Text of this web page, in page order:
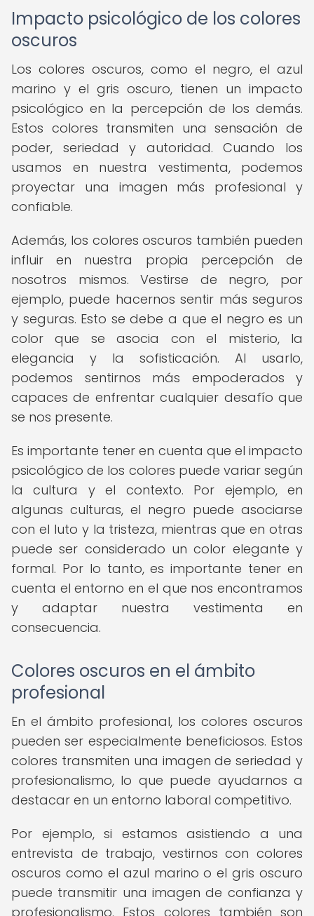
Impacto psicológico de los colores
oscuros
Los colores oscuros, como el negro, el azul
marino y el gris oscuro, tienen un impacto
psicológico en la percepción de los demás.
Estos colores transmiten una sensación de
poder, seriedad y autoridad. Cuando los
usamos en nuestra vestimenta, podemos
proyectar una imagen más profesional y
confiable.
Además, los colores oscuros también pueden
influir en nuestra propia percepción de
nosotros mismos. Vestirse de negro, por
ejemplo, puede hacernos sentir más seguros
y seguras. Esto se debe a que el negro es un
color que se asocia con el misterio, la
elegancia y la sofisticación. Al usarlo,
podemos sentirnos más empoderados y
capaces de enfrentar cualquier desafío que
se nos presente.
Es importante tener en cuenta que el impacto
psicológico de los colores puede variar según
la cultura y el contexto. Por ejemplo, en
algunas culturas, el negro puede asociarse
con el luto y la tristeza, mientras que en otras
puede ser considerado un color elegante y
formal. Por lo tanto, es importante tener en
cuenta el entorno en el que nos encontramos
y adaptar nuestra vestimenta en
consecuencia.
Colores oscuros en el ámbito
profesional
En el ámbito profesional, los colores oscuros
pueden ser especialmente beneficiosos. Estos
colores transmiten una imagen de seriedad y
profesionalismo, lo que puede ayudarnos a
destacar en un entorno laboral competitivo.
Por ejemplo, si estamos asistiendo a una
entrevista de trabajo, vestirnos con colores
oscuros como el azul marino o el gris oscuro
puede transmitir una imagen de confianza y
profesionalismo. Estos colores también son